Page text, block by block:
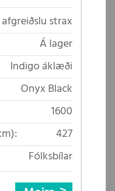
strax
Á lager
Indigo áklæði
Onyx Black
1600
427
Fólksbílar